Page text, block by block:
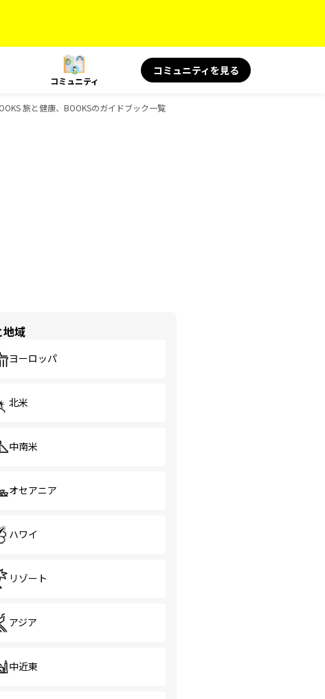
コミュニティ
コミュニティを見る
旅と健康、BOOKSのガイドブック一覧
地域
ヨーロッパ
北米
中南米
オセアニア
ハワイ
リゾート
アジア
中近東